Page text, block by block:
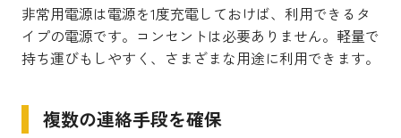
非常用電源は電源を1度充電しておけば、利用できるタ
イプの電源です。コンセントは必要ありません。軽量で
持ち運びもしやすく、さまざまな用途に利用できます。
複数の連絡手段を確保